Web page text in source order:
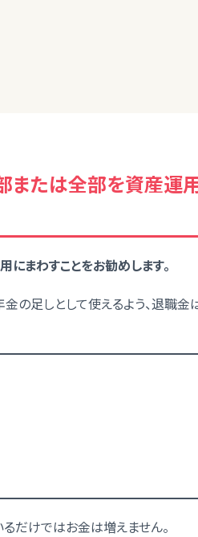
または全部を資産運
まわすことをお勧めします。
の足しとして使えるよう、退職金
だけではお金は増えません。